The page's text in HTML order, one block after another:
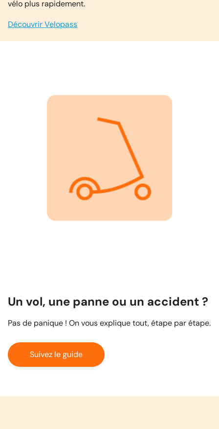
vélo plus rapidement.
Découvrir Velopass
Un vol, une panne ou un accident ?
Pas de panique ! On vous explique tout, étape par étape.
Suivez le guide